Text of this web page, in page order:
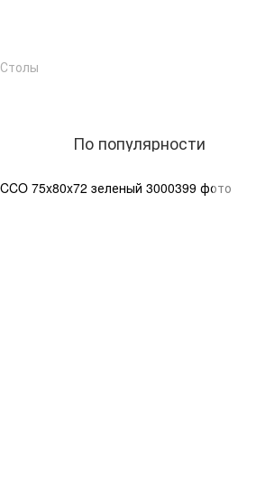
Столы
По популярности